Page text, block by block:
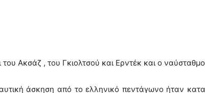
του Ακσάζ , του Γκιολτσού και Ερντέκ και ο
άσκηση από το ελληνικό πεντάγωνο ήταν